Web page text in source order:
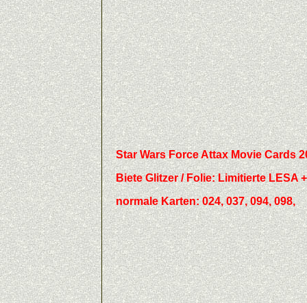
Star Wars Force Attax Movie Cards
BieteGlitzer / Folie:Limitierte LESA +
normale Karten: 024, 037, 094, 098,